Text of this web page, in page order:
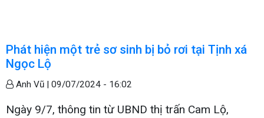
Phát hiện một trẻ sơ sinh bị bỏ rơi tại Tịnh xá
Ngọc Lộ
Anh Vũ | 09/07/2024 - 16:02
Ngày 9/7, thông tin từ UBND thị trấn Cam Lộ,